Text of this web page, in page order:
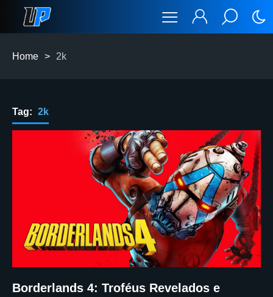
Home > 2k
Tag: 2k
Borderlands 4: Troféus Revelados e